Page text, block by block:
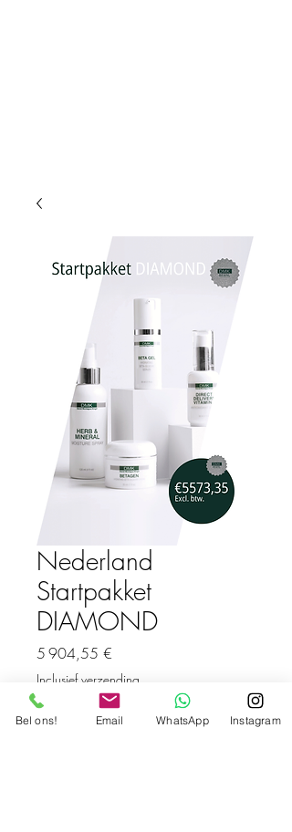
Nederland
Startpakket
DIAMOND
5 904,55 €
Inclusief verzending
Quantité
Bel ons! Email WhatsApp Instagram